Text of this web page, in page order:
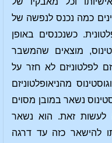
כמה נכנס לנפשה של
כשנכנסים באופן
מוצאים שהמשבר
לפלטוניזם לא חזר על
מהניאופלטוניזם
נשאר במובן מסוים
לעשות זאת. הוא נשאר
להישאר כזה עד דרגה